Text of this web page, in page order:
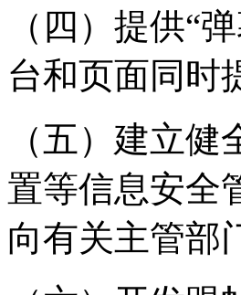
（四）提供“
台和页面同时
（五）建立
置等信息安全
向有关主管部